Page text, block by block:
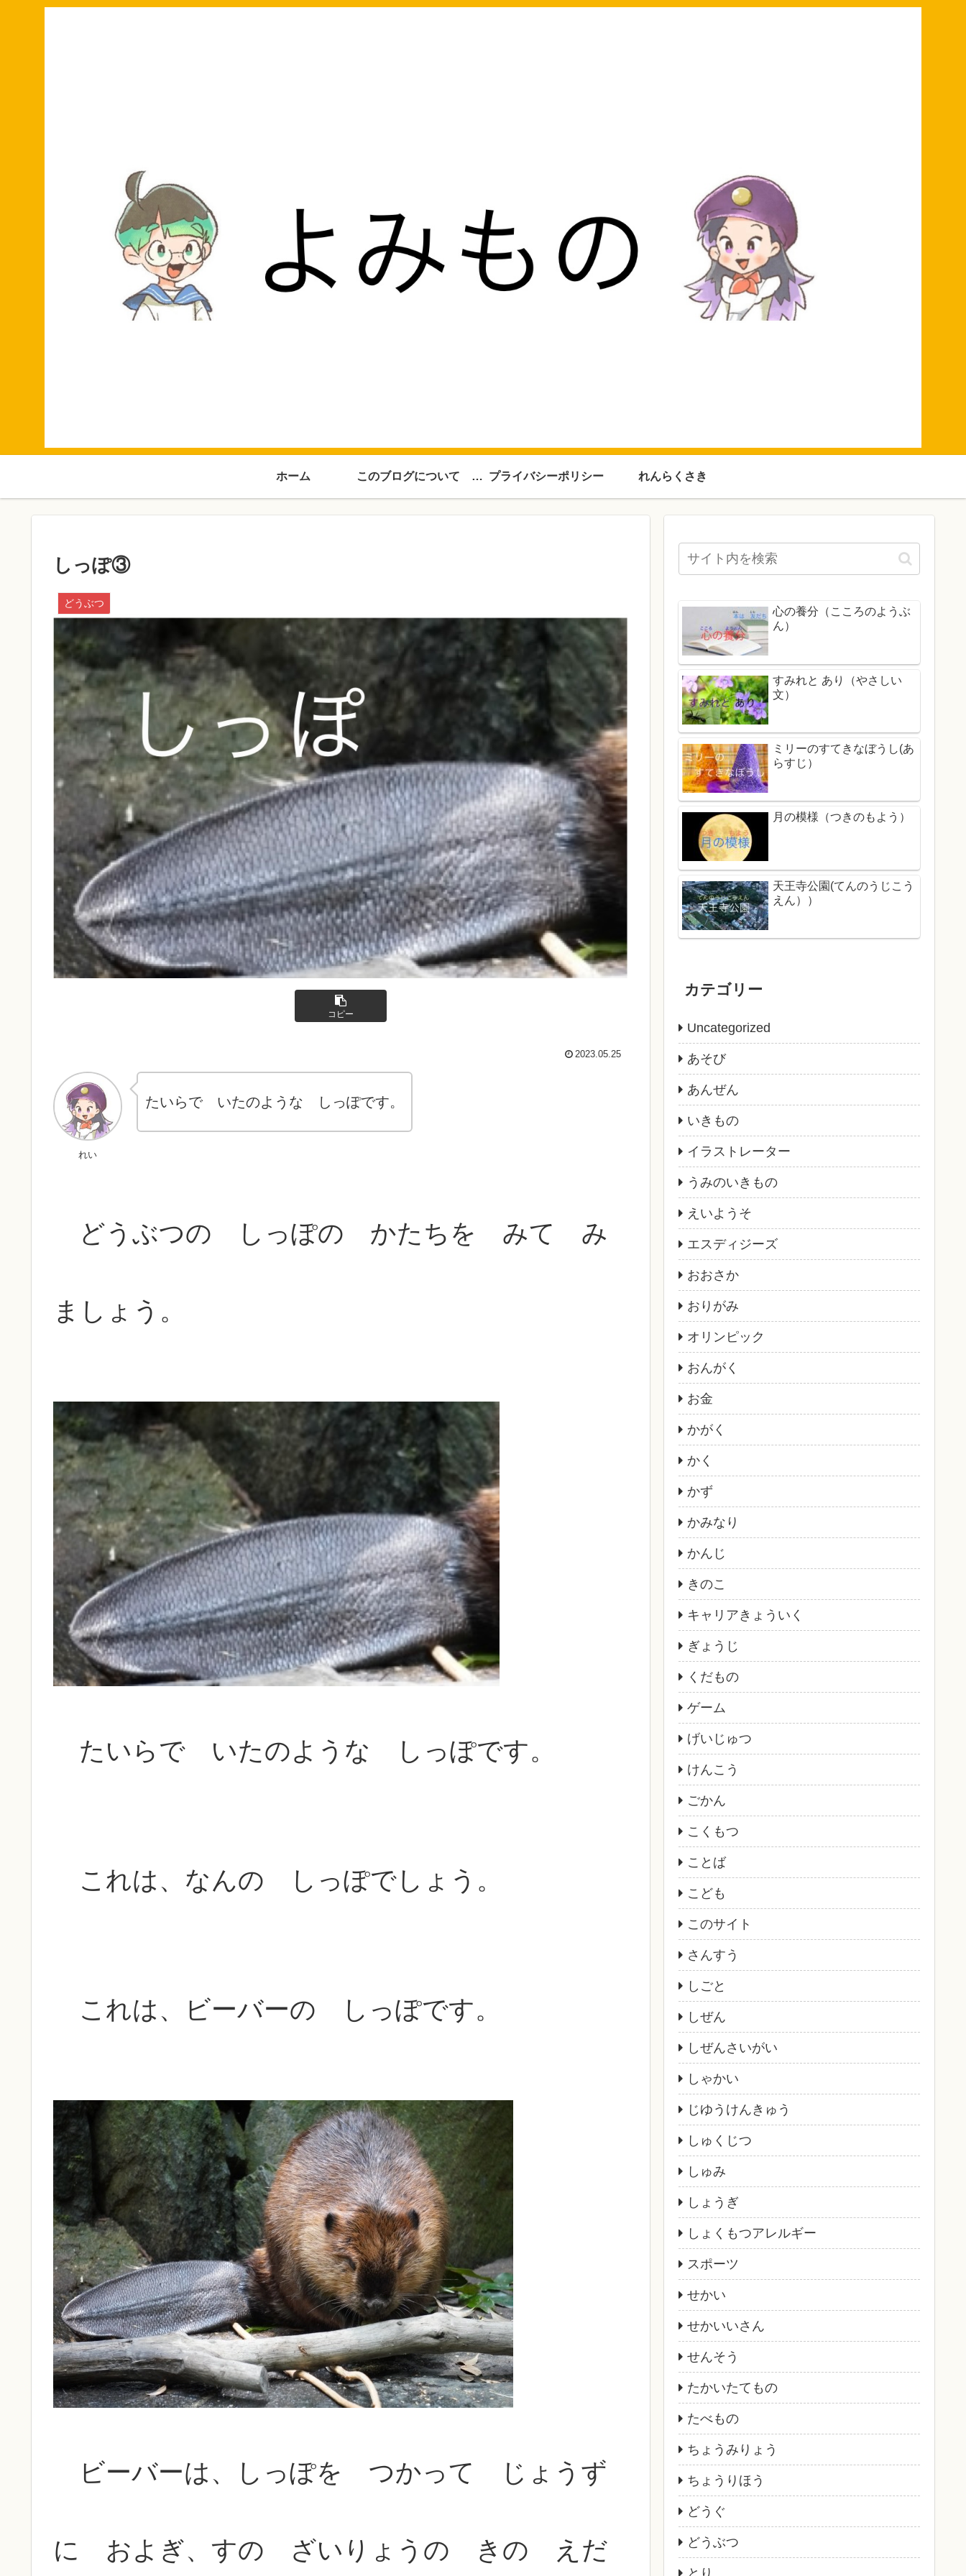
ホーム このブログについて About this blog プライバシーポリシー れんらくさき
しっぽ③
どうぶつ
コピー
2023.05.25
れい
たいらで いたのような しっぽです。
どうぶつの しっぽの かたちを みて み
ましょう。
たいらで いたのような しっぽです。
これは、なんの しっぽでしょう。
これは、ビーバーの しっぽです。
ビーバーは、しっぽを つかって じょうず
に およぎ、すの ざいりょうの きの えだ
心の養分（こころのようぶ
ん）
すみれと あり（やさしい
文）
ミリーのすてきなぼうし(あ
らすじ）
月の模様（つきのもよう）
天王寺公園(てんのうじこう
えん））
カテゴリー
Uncategorized
あそび
あんぜん
いきもの
イラストレーター
うみのいきもの
えいようそ
エスディジーズ
おおさか
おりがみ
オリンピック
おんがく
お金
かがく
かく
かず
かみなり
かんじ
きのこ
キャリアきょういく
ぎょうじ
くだもの
ゲーム
げいじゅつ
けんこう
ごかん
こくもつ
ことば
こども
このサイト
さんすう
しごと
しぜん
しぜんさいがい
しゃかい
じゆうけんきゅう
しゅくじつ
しゅみ
しょうぎ
しょくもつアレルギー
スポーツ
せかい
せかいいさん
せんそう
たかいたてもの
たべもの
ちょうみりょう
ちょうりほう
どうぐ
どうぶつ